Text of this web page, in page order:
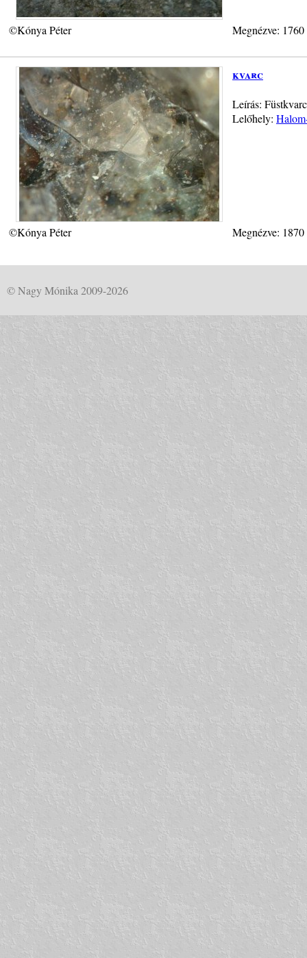
©Kónya Péter Megnézve:
kvarc
Leírás:
Lelőhely:
©Kónya Péter Megnézve:
© Nagy Mónika 2009-2026